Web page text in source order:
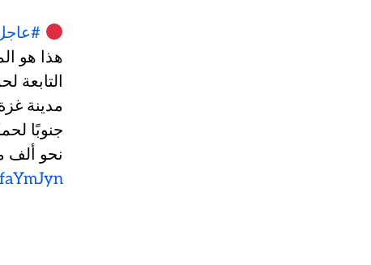
هذا هو
مدينة
جنوبًا
نحو ألف